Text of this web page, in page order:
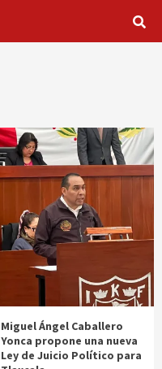
Miguel Ángel Caballero
Yonca propone una nueva
Ley de Juicio Político para